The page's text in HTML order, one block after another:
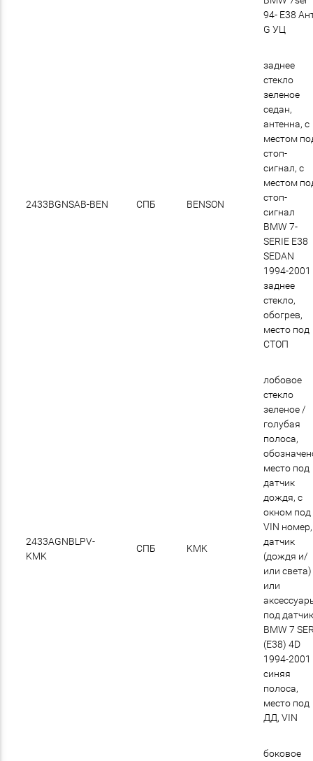
94- E38
G УЦ
2433BGNSAB-BEN СПБ BENSON
заднее
стекло
зеленое
седан,
антенна, с
местом
стоп-
сигнал, с
местом
стоп-
сигнал
BMW 7-
SERIE E38
SEDAN
1994-2001
заднее
стекло,
обогрев,
место под
СТОП
2433AGNBLPV-
KMK
СПБ KMK
лобовое
стекло
зеленое /
голубая
полоса,
место под
датчик
дождя, с
окном под
VIN номер,
датчик
(дождя и/
или света)
или
под
BMW 7
(E38) 4D
1994-2001
синяя
полоса,
место под
ДД, VIN
боковое